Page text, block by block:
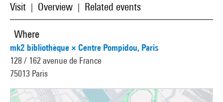
Visit Overview Related events
Where
mk2 bibliothèque × Centre Pompidou, Paris
128 / 162 avenue de France
75013 Paris